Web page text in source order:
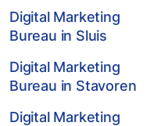
Digital Marketing
Bureau in Sluis
Digital Marketing
Bureau in Stavoren
Digital Marketing